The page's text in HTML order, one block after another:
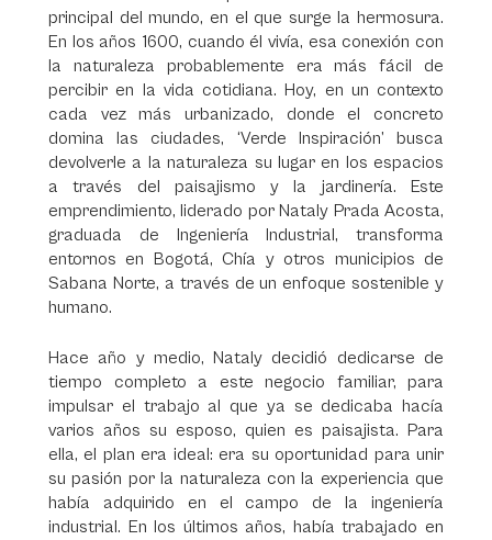
principal del mundo, en el que surge la hermosura.
En los años 1600, cuando él vivía, esa conexión con
la naturaleza probablemente era más fácil de
percibir en la vida cotidiana. Hoy, en un contexto
cada vez más urbanizado, donde el concreto
domina las ciudades, ‘Verde Inspiración’ busca
devolverle a la naturaleza su lugar en los espacios
a través del paisajismo y la jardinería. Este
emprendimiento, liderado por Nataly Prada Acosta,
graduada de Ingeniería Industrial, transforma
entornos en Bogotá, Chía y otros municipios de
Sabana Norte, a través de un enfoque sostenible y
humano.
Hace año y medio, Nataly decidió dedicarse de
tiempo completo a este negocio familiar, para
impulsar el trabajo al que ya se dedicaba hacía
varios años su esposo, quien es paisajista. Para
ella, el plan era ideal: era su oportunidad para unir
su pasión por la naturaleza con la experiencia que
había adquirido en el campo de la ingeniería
industrial. En los últimos años, había trabajado en